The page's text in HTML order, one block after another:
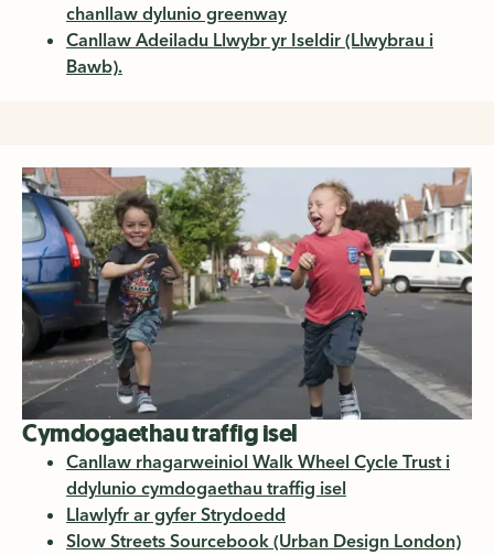
chanllaw dylunio greenway
Canllaw Adeiladu Llwybr yr Iseldir (Llwybrau i
Bawb).
Cymdogaethau traffig isel
Canllaw rhagarweiniol Walk Wheel Cycle Trust i
ddylunio cymdogaethau traffig isel
Llawlyfr ar gyfer Strydoedd
Slow Streets Sourcebook (Urban Design London)